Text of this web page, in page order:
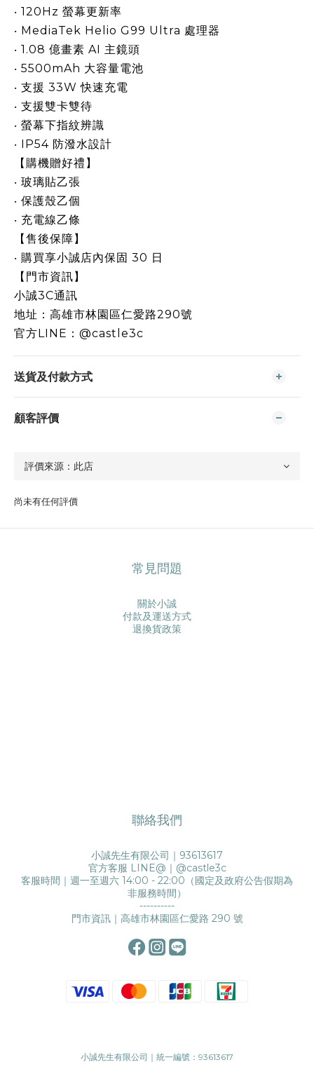
‧ 120Hz 螢幕更新率
‧ MediaTek Helio G99 Ultra 處理器
‧ 1.08 億畫素 AI 主鏡頭
‧ 5500mAh 大容量電池
‧ 支援 33W 快速充電
‧ 支援雙卡雙待
‧ 螢幕下指紋辨識
‧ IP54 防潑水設計
【購機贈好禮】
‧ 玻璃貼乙張
‧ 保護殼乙個
‧ 充電線乙條
【售後保障】
‧ 購買享小誠店內保固 30 日
【門市資訊】
小誠3C通訊
地址：高雄市林園區仁愛路290號
官方LINE：@castle3c
送貨及付款方式
顧客評價
尚未有任何評價
常見問題
關於小誠
付款及運送方式
退換貨政策
聯絡我們
小誠先生有限公司｜93613617
官方客服 LINE@｜ @castle3c
客服時間｜週一至週六 14:00 - 22:00（國定及政府公告假期為
非服務時間）
----------
門市資訊｜高雄市林園區仁愛路 290 號
小誠先生有限公司｜統一編號：93613617